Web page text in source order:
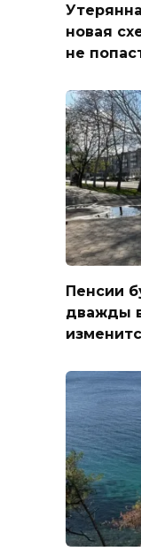
новая
не
Пенсии
дважды